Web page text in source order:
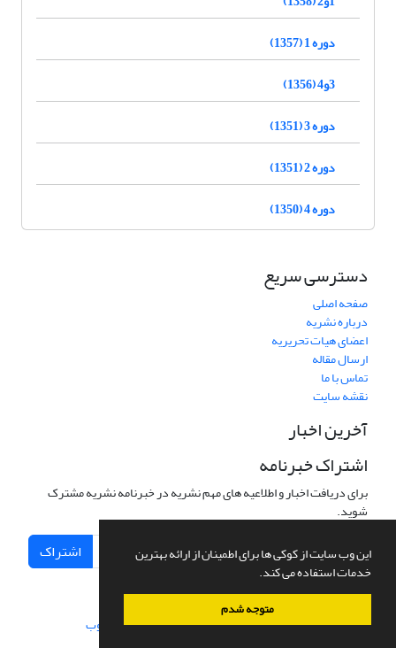
این وب سایت از کوکی ها برای اطمینان از ارائه بهترین
خدمات استفاده می کند.
متوجه شدم
دوره 1 (1357)
3و4 (1356)
دوره 3 (1351)
دوره 2 (1351)
دوره 4 (1350)
دسترسی سریع
صفحه اصلی
درباره نشریه
اعضای هیات تحریریه
ارسال مقاله
تماس با ما
نقشه سایت
آخرین اخبار
اشتراک خبرنامه
برای دریافت اخبار و اطلاعیه های مهم نشریه در خبرنامه نشریه مشترک
شوید.
اشتراک
سامانه مدیریت نشریات علمی.طراحی و پیاده سازی از سیناوب